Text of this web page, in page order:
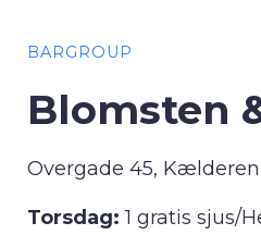
BARGROUP
Blomsten
Overgade 45,
Torsdag: 1 gratis sjus/